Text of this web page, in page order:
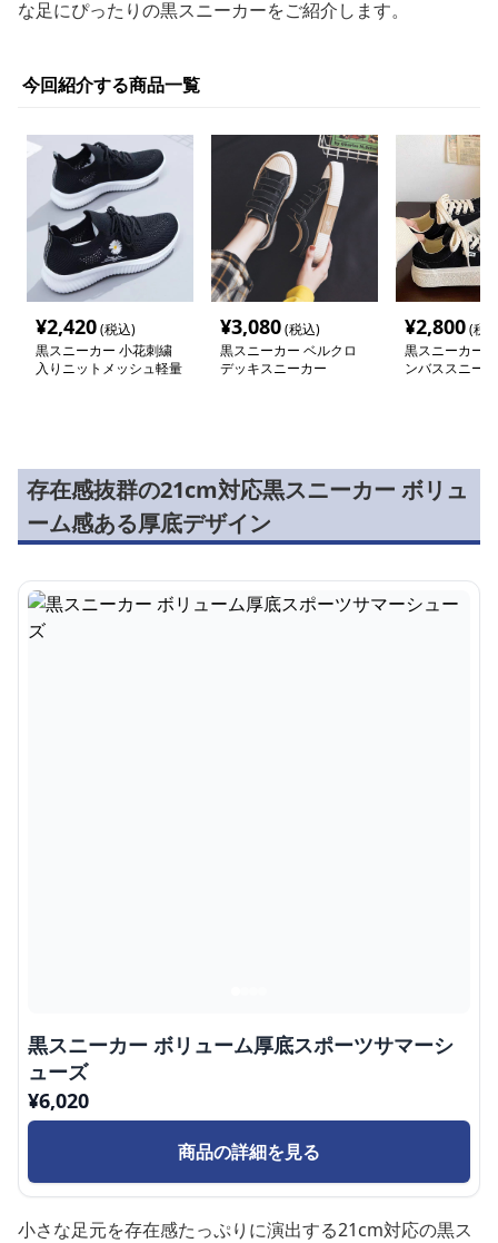
な足にぴったりの黒スニーカーをご紹介します。
今回紹介する商品一覧
¥2,420(税込)
黒スニーカー 小花刺繍
入りニットメッシュ軽量
¥3,080(税込)
黒スニーカー ベルクロ
デッキスニーカー
¥2,800(税
黒スニーカー
ンバススニー
存在感抜群の21cm対応黒スニーカー ボリュ
ーム感ある厚底デザイン
黒スニーカー ボリューム厚底スポーツサマーシ
ューズ
¥6,020
商品の詳細を見る
小さな足元を存在感たっぷりに演出する21cm対応の黒ス